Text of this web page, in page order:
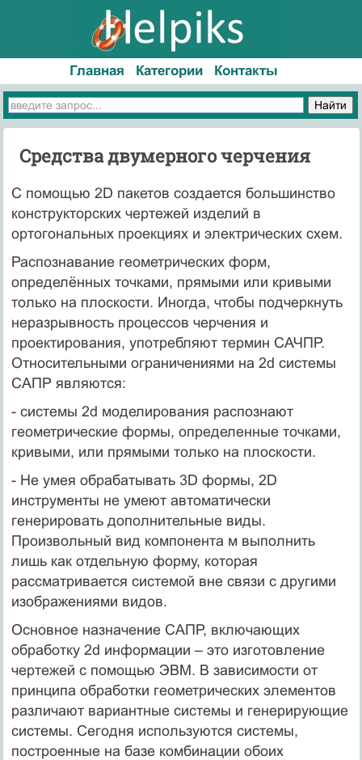
Главная Категории Контакты
Средства двумерного черчения
С помощью 2D пакетов создается большинство
конструкторских чертежей изделий в
ортогональных проекциях и электрических схем.
Распознавание геометрических форм,
определённых точками, прямыми или кривыми
только на плоскости. Иногда, чтобы подчеркнуть
неразрывность процессов черчения и
проектирования, употребляют термин САЧПР.
Относительными ограничениями на 2d системы
САПР являются:
- системы 2d моделирования распознают
геометрические формы, определенные точками,
кривыми, или прямыми только на плоскости.
- Не умея обрабатывать 3D формы, 2D
инструменты не умеют автоматически
генерировать дополнительные виды.
Произвольный вид компонента м выполнить
лишь как отдельную форму, которая
рассматривается системой вне связи с другими
изображениями видов.
Основное назначение САПР, включающих
обработку 2d информации – это изготовление
чертежей с помощью ЭВМ. В зависимости от
принципа обработки геометрических элементов
различают вариантные системы и генерирующие
системы. Сегодня используются системы,
построенные на базе комбинации обоих